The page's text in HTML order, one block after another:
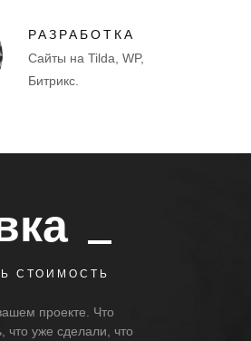
Сайты на Tilda, WP,
Битрикс.
РАЗРАБОТКА
СТОИМОСТЬ
проекте. Что
что уже сделали, что